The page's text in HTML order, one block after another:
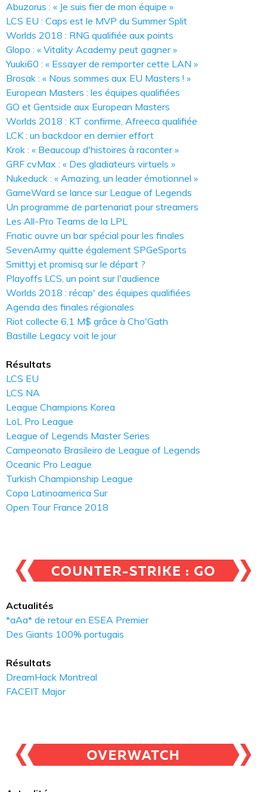
Abuzorus : « Je suis fier de mon équipe »
LCS EU : Caps est le MVP du Summer Split
Worlds 2018 : RNG qualifiée aux points
Glopo : « Vitality Academy peut gagner »
Yuuki60 : « Essayer de remporter cette LAN »
Brosak : « Nous sommes aux EU Masters ! »
European Masters : les équipes qualifiées
GO et Gentside aux European Masters
Worlds 2018 : KT confirme, Afreeca qualifiée
LCK : un backdoor en dernier effort
Krok : « Beaucoup d'histoires à raconter »
GRF cvMax : « Des gladiateurs virtuels »
Nukeduck : « Amazing, un leader émotionnel »
GameWard se lance sur League of Legends
Un programme de partenariat pour streamers
Les All-Pro Teams de la LPL
Fnatic ouvre un bar spécial pour les finales
SevenArmy quitte également SPGeSports
Smittyj et promisq sur le départ ?
Playoffs LCS, un point sur l'audience
Worlds 2018 : récap' des équipes qualifiées
Agenda des finales régionales
Riot collecte 6,1 M$ grâce à Cho'Gath
Bastille Legacy voit le jour
Résultats
LCS EU
LCS NA
League Champions Korea
LoL Pro League
League of Legends Master Series
Campeonato Brasileiro de League of Legends
Oceanic Pro League
Turkish Championship League
Copa Latinoamerica Sur
Open Tour France 2018
Actualités
*aAa* de retour en ESEA Premier
Des Giants 100% portugais
Résultats
DreamHack Montreal
FACEIT Major